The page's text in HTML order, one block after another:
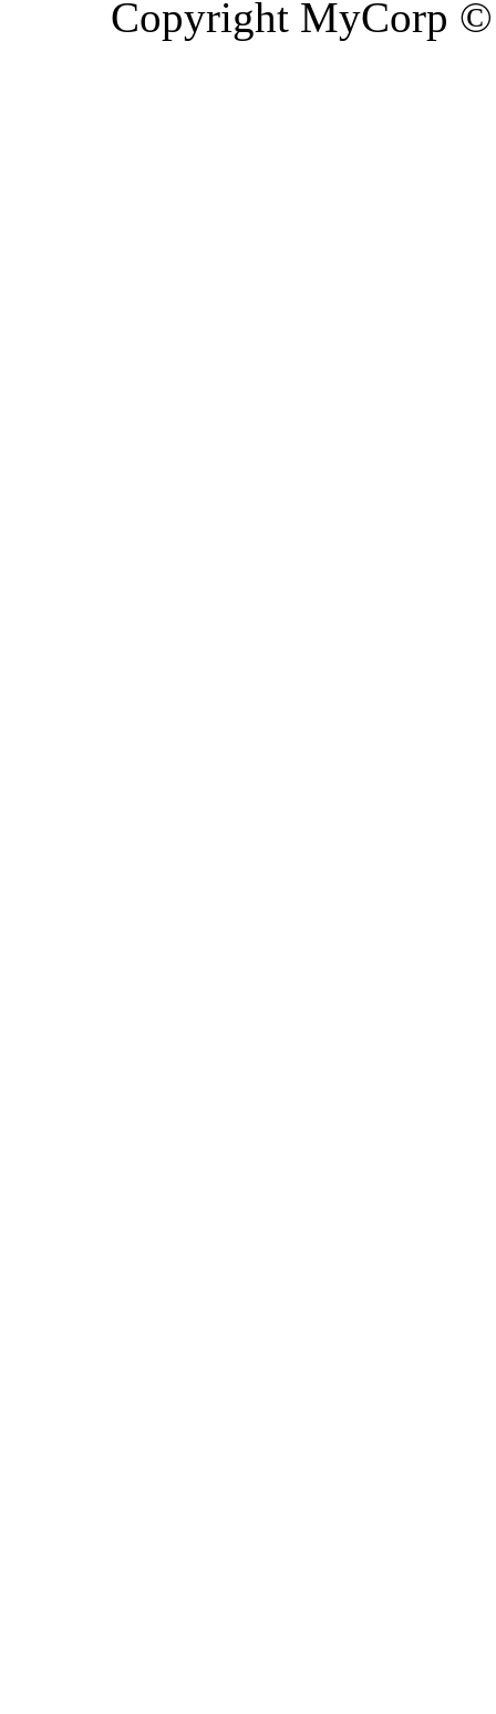
Copyright MyCorp